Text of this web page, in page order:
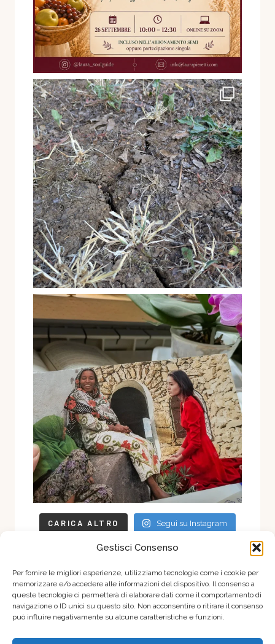
Gestisci Consenso
Per fornire le migliori esperienze, utilizziamo tecnologie come i cookie per
memorizzare e/o accedere alle informazioni del dispositivo. Il consenso a
queste tecnologie ci permetterà di elaborare dati come il comportamento di
navigazione o ID unici su questo sito. Non acconsentire o ritirare il consenso
può influire negativamente su alcune caratteristiche e funzioni.
CARICA ALTRO Segui su Instagram
HOME CHI SONO INIZIA DA QUI
LIBRI
BLOG
SOULCOLLAGE®
DONNA MEDIALE